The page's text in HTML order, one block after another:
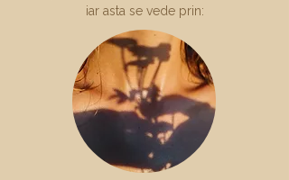
iar asta se vede prin: